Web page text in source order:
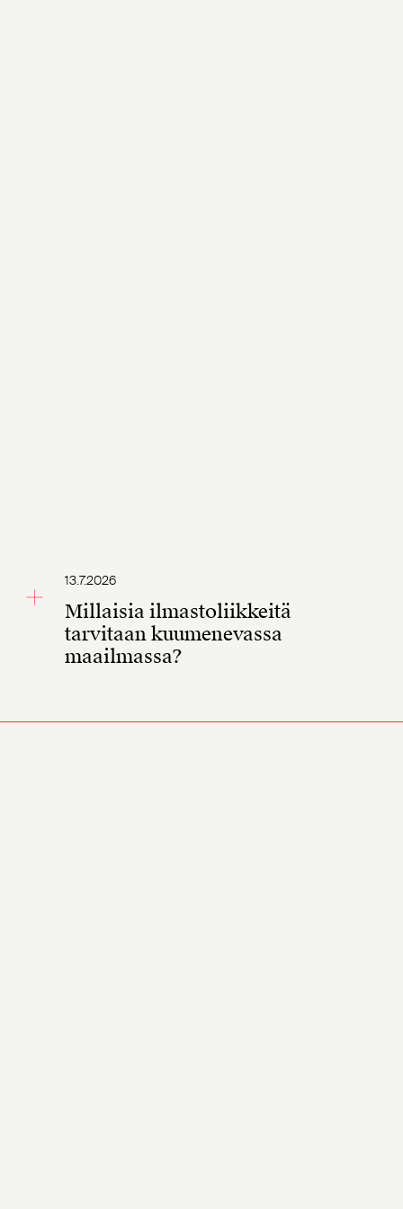
13.7.2026
Millaisia ilmastoliikkeitä
tarvitaan kuumenevassa
maailmassa?